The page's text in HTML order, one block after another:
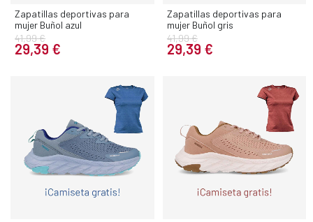
Zapatillas deportivas para
mujer Buñol azul
41,99 €
29,39 €
Zapatillas deportivas para
mujer Buñol gris
41,99 €
29,39 €